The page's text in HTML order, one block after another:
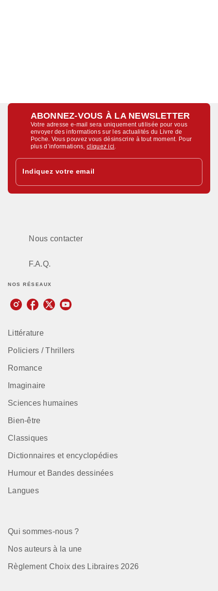
ABONNEZ-VOUS À LA NEWSLETTER
Votre adresse e-mail sera uniquement utilisée pour vous
envoyer des informations sur les actualités du Livre de
Poche. Vous pouvez vous désinscrire à tout moment. Pour
plus d’informations,cliquez ici
Indiquez votre email
Nous contacter
F.A.Q.
NOS RÉSEAUX
Littérature
Policiers / Thrillers
Romance
Imaginaire
Sciences humaines
Bien-être
Classiques
Dictionnaires et encyclopédies
Humour et Bandes dessinées
Langues
Qui sommes-nous ?
Nos auteurs à la une
Règlement Choix des Libraires 2026